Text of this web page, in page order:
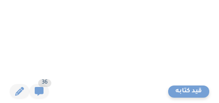
قيد كتابه
36